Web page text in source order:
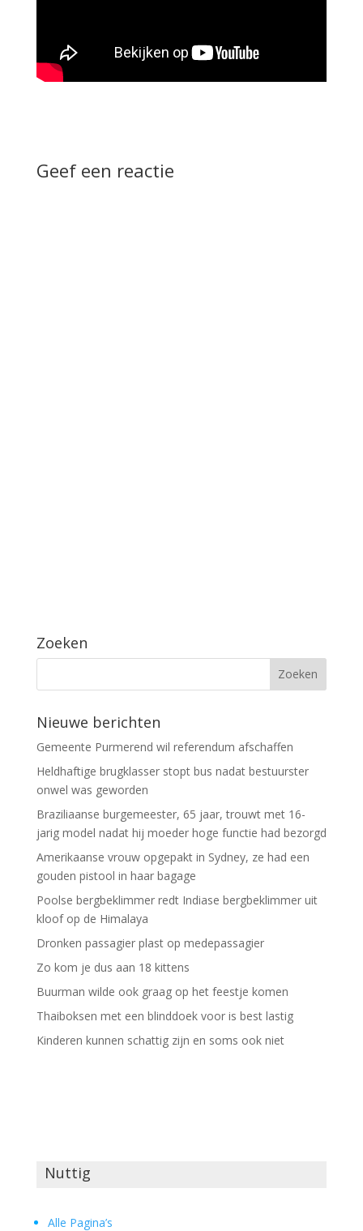
Geef een reactie
Zoeken
Nieuwe berichten
Gemeente Purmerend wil referendum afschaffen
Heldhaftige brugklasser stopt bus nadat bestuurster
onwel was geworden
Braziliaanse burgemeester, 65 jaar, trouwt met 16-
jarig model nadat hij moeder hoge functie had bezorgd
Amerikaanse vrouw opgepakt in Sydney, ze had een
gouden pistool in haar bagage
Poolse bergbeklimmer redt Indiase bergbeklimmer uit
kloof op de Himalaya
Dronken passagier plast op medepassagier
Zo kom je dus aan 18 kittens
Buurman wilde ook graag op het feestje komen
Thaiboksen met een blinddoek voor is best lastig
Kinderen kunnen schattig zijn en soms ook niet
Nuttig
Alle Pagina’s